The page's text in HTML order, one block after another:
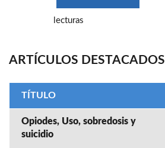
lecturas
ARTÍCULOS DESTACADOS
TÍTULO
Opiodes, Uso, sobredosis y
suicidio